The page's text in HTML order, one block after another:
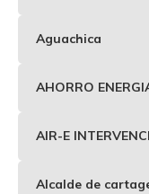
Aguachica
AHORRO
AIR-E
Alcalde de